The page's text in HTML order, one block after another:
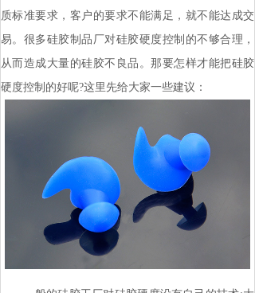
质标准要求，客户的要求不能满足，就不能达成交
易。很多硅胶制品厂对硅胶硬度控制的不够合理，
从而造成大量的硅胶不良品。那要怎样才能把硅胶
硬度控制的好呢?这里先给大家一些建议：